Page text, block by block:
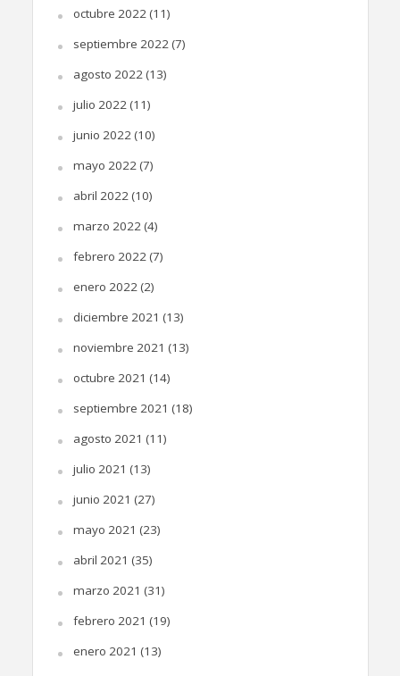
octubre 2022(11)
septiembre 2022(7)
agosto 2022(13)
julio 2022(11)
junio 2022(10)
mayo 2022(7)
abril 2022(10)
marzo 2022(4)
febrero 2022(7)
enero 2022(2)
diciembre 2021 (13)
noviembre 2021 (13)
octubre 2021 (14)
septiembre 2021 (18)
agosto 2021 (11)
julio 2021 (13)
junio 2021 (27)
mayo 2021 (23)
abril 2021 (35)
marzo 2021 (31)
febrero 2021 (19)
enero 2021 (13)